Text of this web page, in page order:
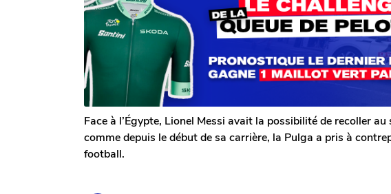
o
i
s
a
g
o
o
m
G
a
l
e
r
o
n
s
a
o
Face à l’Égypte, Lionel Messi avait la possibilité de recoller
comme depuis le début de sa carrière, la Pulga a pris à
football.